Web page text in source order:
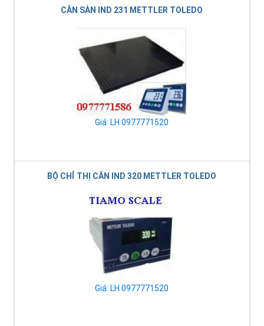
CÂN SÀN IND 231 METTLER TOLEDO
Giá: LH 0977771520
BỘ CHỈ THỊ CÂN IND 320 METTLER TOLEDO
Giá: LH 0977771520